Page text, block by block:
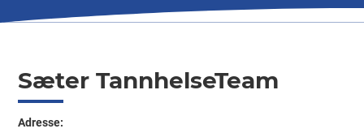
Sæter TannhelseTeam
Adresse: